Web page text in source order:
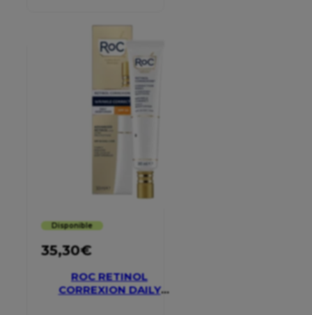
Disponible
35,30€
ROC RETINOL
CORREXION DAILY